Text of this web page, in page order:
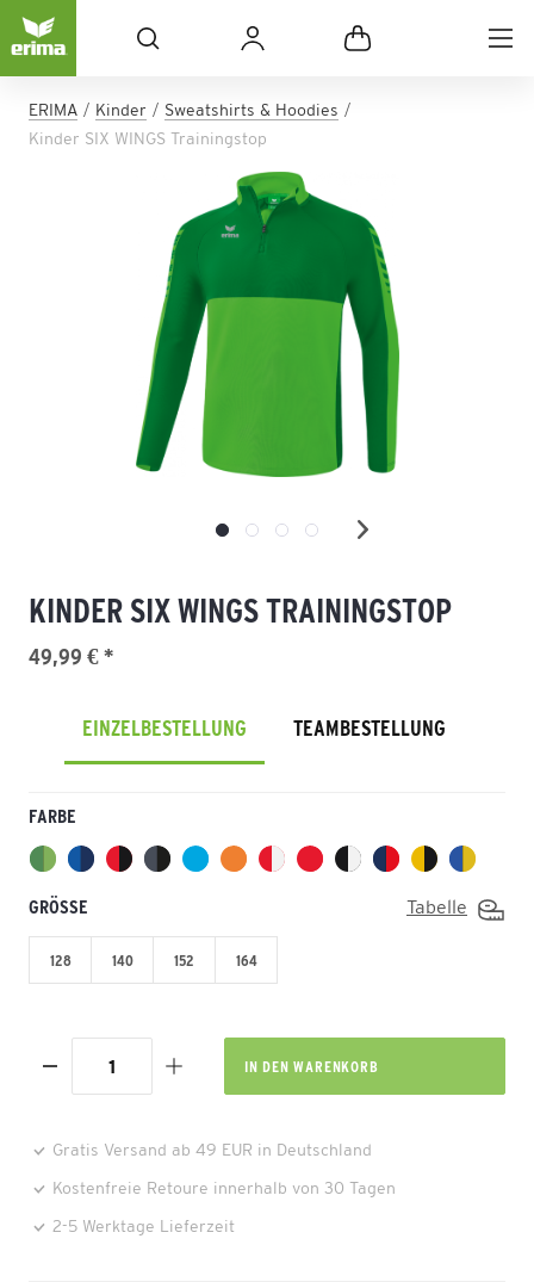
ERIMA Kinder
Sweatshirts & Hoodies
Kinder SIX WINGS Trainingstop
KINDER SIX WINGS TRAININGSTOP
49,99 € *
EINZELBESTELLUNG TEAMBESTELLUNG
FARBE
GRÖSSE Tabelle
128 140 152 164
IN DEN WARENKORB
Gratis Versand ab 49 EUR in Deutschland
Kostenfreie Retoure innerhalb von 30 Tagen
2-5 Werktage Lieferzeit